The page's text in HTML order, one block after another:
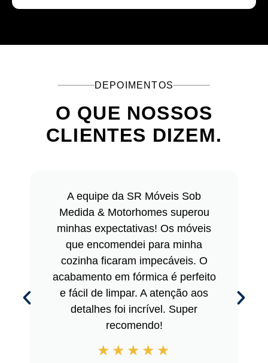
DEPOIMENTOS
O QUE NOSSOS
CLIENTES DIZEM.
A equipe da SR Móveis Sob
Medida & Motorhomes superou
minhas expectativas! Os móveis
que encomendei para minha
cozinha ficaram impecáveis. O
acabamento em fórmica é perfeito
e fácil de limpar. A atenção aos
detalhes foi incrível. Super
recomendo!